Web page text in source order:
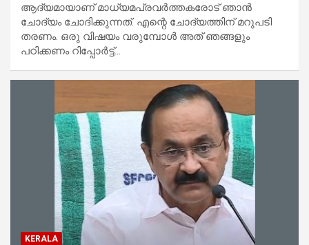
ആദ്യമായാണ് മാധ്യമപ്രവര്‍ത്തകരോട് ഞാന്‍
ചോദ്യം ചോദിക്കുന്നത്. എന്റെ ചോദ്യത്തിന് മറുപടി
തരണം. ഒരു വിഷയം വരുമ്പോള്‍ അത് ഞങ്ങളും
പഠിക്കണം റിപ്പോര്‍ട്ട്…
KERALA